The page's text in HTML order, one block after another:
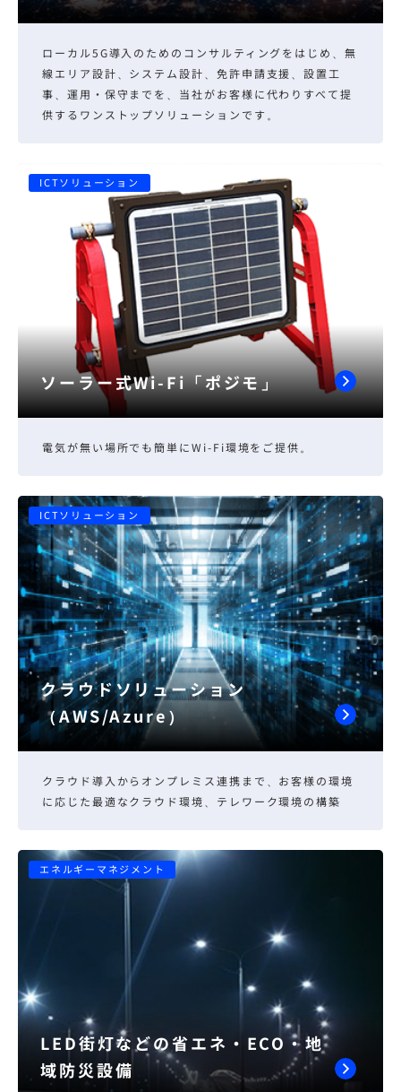
ローカル5G導入のためのコンサルティングをはじめ、無
線エリア設計、システム設計、免許申請支援、設置工
事、運用・保守までを、当社がお客様に代わりすべて提
供するワンストップソリューションです。
ICTソリューション
ソーラー式Wi-Fi「ポジモ」
電気が無い場所でも簡単にWi-Fi環境をご提供。
ICTソリューション
クラウドソリューション
（AWS/Azure）
クラウド導入からオンプレミス連携まで、お客様の環境
に応じた最適なクラウド環境、テレワーク環境の構築
エネルギーマネジメント
LED街灯などの省エネ・ECO・地
域防災設備